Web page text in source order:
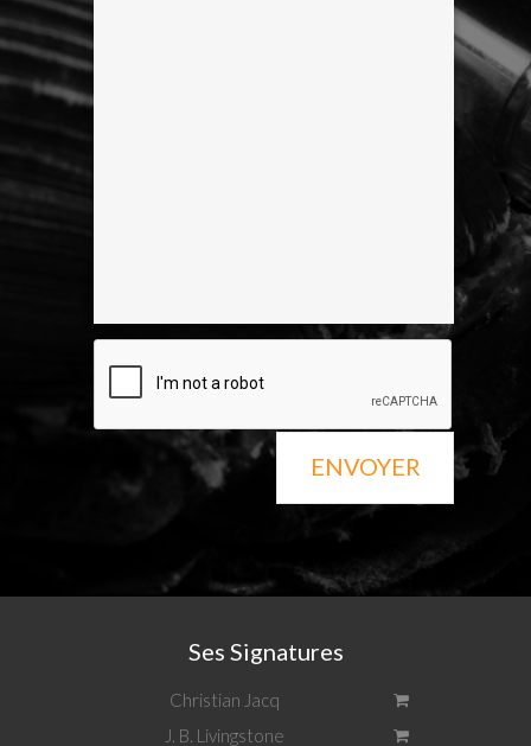
ENVOYER
Ses Signatures
Christian Jacq
J. B. Livingstone